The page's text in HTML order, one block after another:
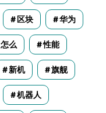
区块 华为
怎么 性能
新机 旗舰
机器人